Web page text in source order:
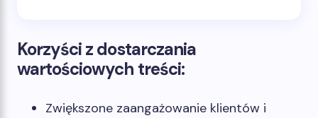
Korzyści z dostarczania
wartościowych treści:
Zwiększone zaangażowanie klientów i